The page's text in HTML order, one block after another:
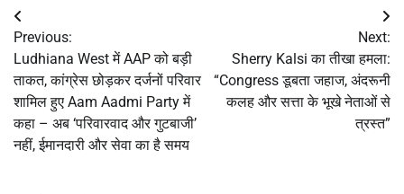
Post
navigation
Previous:
Ludhiana West में AAP को बड़ी
ताकत, कांग्रेस छोड़कर दर्जनों परिवार
शामिल हुए Aam Aadmi Party में
कहा – अब ‘परिवारवाद और गुटबाजी’
नहीं, ईमानदारी और सेवा का है समय
Next:
Sherry Kalsi का तीखा हमला:
“Congress डूबता जहाज, अंदरूनी
कलह और सत्ता के भूखे नेताओं से
त्रस्त”